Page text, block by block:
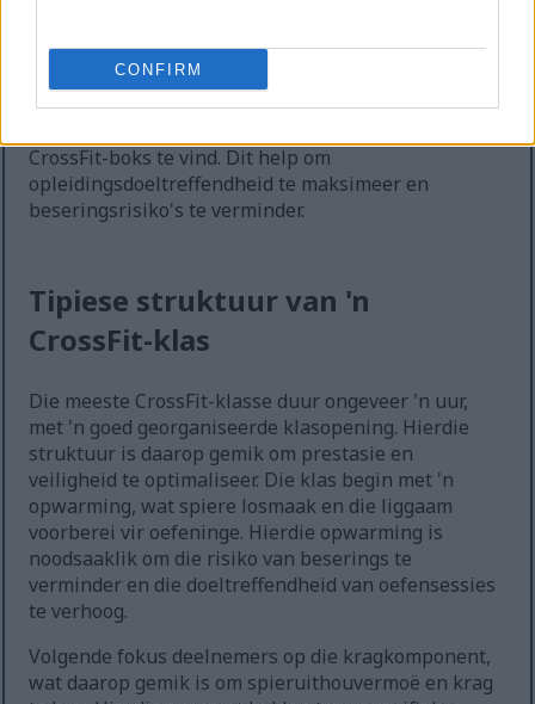
CONFIRM
van gebied tot gebied, maar die belegging sluit
gewoonlik verskeie klasse in. Dit dek ook leiding oor
die korrekte oefenvorm en klasstruktuur. Dit is
CrossFit-boks te vind. Dit help om
opleidingsdoeltreffendheid te maksimeer en
beseringsrisiko's te verminder.
Tipiese struktuur van 'n
CrossFit-klas
Die meeste CrossFit-klasse duur ongeveer 'n uur,
met 'n goed georganiseerde klasopening. Hierdie
struktuur is daarop gemik om prestasie en
veiligheid te optimaliseer. Die klas begin met 'n
opwarming, wat spiere losmaak en die liggaam
voorberei vir oefeninge. Hierdie opwarming is
noodsaaklik om die risiko van beserings te
verminder en die doeltreffendheid van oefensessies
te verhoog.
Volgende fokus deelnemers op die kragkomponent,
wat daarop gemik is om spieruithouvermoë en krag